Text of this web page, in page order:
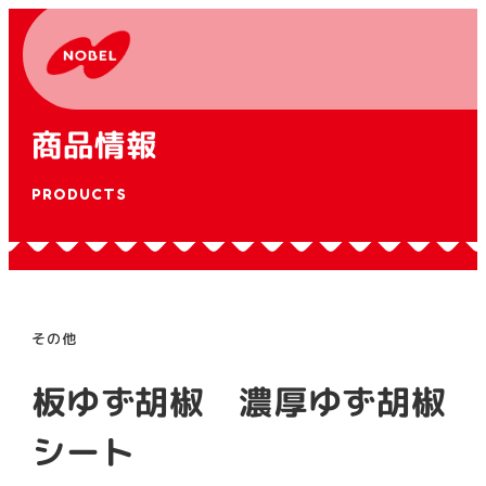
商品情報
PRODUCTS
その他
板ゆず胡椒 濃厚ゆず胡椒
シート